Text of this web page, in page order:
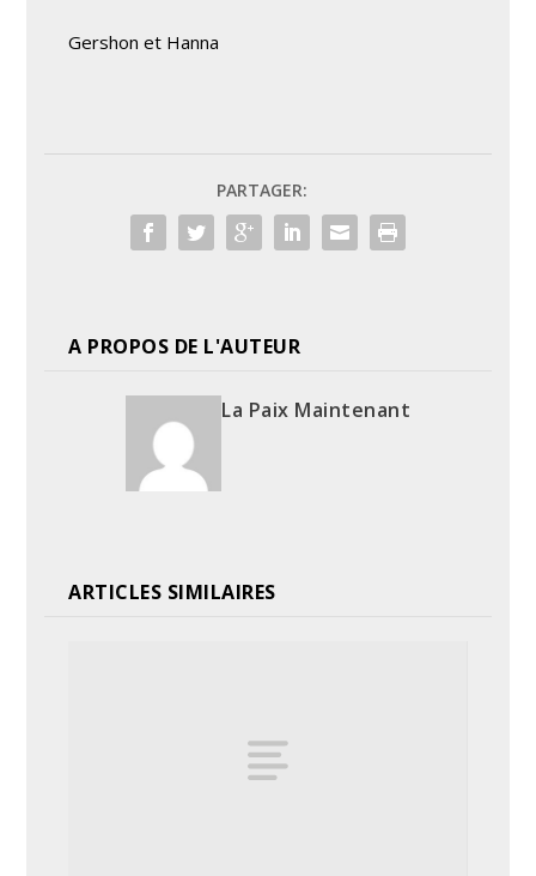
Gershon et Hanna
PARTAGER:
A PROPOS DE L'AUTEUR
La Paix Maintenant
ARTICLES SIMILAIRES